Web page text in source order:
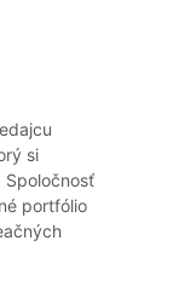
si
Spoločnosť
portfólio